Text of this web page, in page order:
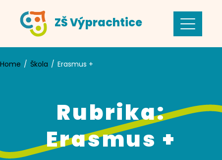
content
ZŠ Výprachtice
Rubrika:
Erasmus +
Home Škola Erasmus +